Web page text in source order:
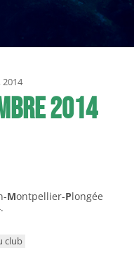
2014
Montpellier-Plongée
club